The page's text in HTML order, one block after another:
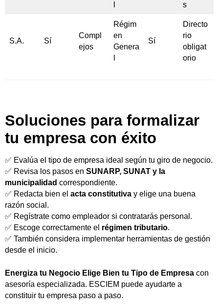
s
S.A. Sí
Compl
ejos
Régim
en
Genera
Sí
Directo
rio
obligat
orio
Soluciones para formalizar
tu empresa con éxito
✅ Evalúa el tipo de empresa ideal según tu giro de negocio.
✅ Revisa los pasos en SUNARP, SUNAT y la
municipalidad correspondiente.
✅ Redacta bien el acta constitutiva y elige una buena
razón social.
✅ Regístrate como empleador si contratarás personal.
✅ Escoge correctamente el régimen tributario.
✅ También considera implementar herramientas de gestión
desde el inicio.
Energiza tu Negocio Elige Bien tu Tipo de Empresa con
asesoría especializada. ESCIEM puede ayudarte a
constituir tu empresa paso a paso.